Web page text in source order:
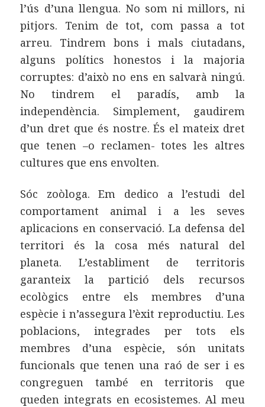
l’ús d’una llengua. No som ni millors, ni
pitjors. Tenim de tot, com passa a tot
arreu. Tindrem bons i mals ciutadans,
alguns polítics honestos i la majoria
corruptes: d’això no ens en salvarà ningú.
No tindrem el paradís, amb la
independència. Simplement, gaudirem
d’un dret que és nostre. És el mateix dret
que tenen –o reclamen- totes les altres
cultures que ens envolten.
Sóc zoòloga. Em dedico a l’estudi del
comportament animal i a les seves
aplicacions en conservació. La defensa del
territori és la cosa més natural del
planeta. L’establiment de territoris
garanteix la partició dels recursos
ecològics entre els membres d’una
espècie i n’assegura l’èxit reproductiu. Les
poblacions, integrades per tots els
membres d’una espècie, són unitats
funcionals que tenen una raó de ser i es
congreguen també en territoris que
queden integrats en ecosistemes. Al meu